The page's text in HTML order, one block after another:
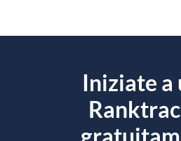
Iniziate a